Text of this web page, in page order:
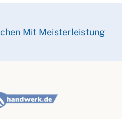
Mit Meisterleistung